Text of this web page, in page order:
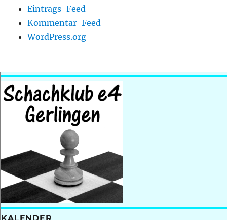
Eintrags-Feed
Kommentar-Feed
WordPress.org